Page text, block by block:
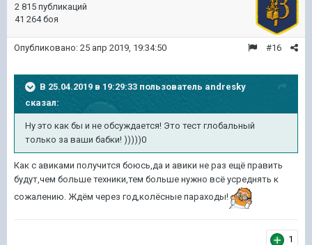
2 815 публикаций
41 264 боя
#16
Опубликовано: 25 апр 2019, 19:34:50
В 25.04.2019 в 19:29:33 пользователь andresky
сказал:
Ну это как бы и не обсуждается! Это тест глобальный
только за ваши бабки! )))))0
Как с авиками получится боюсь,да и авики не раз ещё править
будут,чем больше техники,тем больше нужно всё усреднять к
сожалению. Ждём через год,колёсные параходы!
1